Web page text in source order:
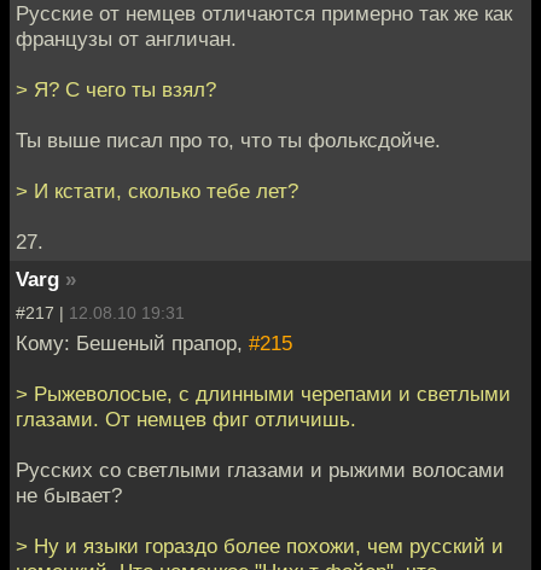
Русские от немцев отличаются примерно так же как
французы от англичан.
> Я? С чего ты взял?
Ты выше писал про то, что ты фольксдойче.
> И кстати, сколько тебе лет?
27.
Varg »
#217 | 12.08.10 19:31
Кому: Бешеный прапор, #215
> Рыжеволосые, с длинными черепами и светлыми
глазами. От немцев фиг отличишь.
Русских со светлыми глазами и рыжими волосами
не бывает?
> Ну и языки гораздо более похожи, чем русский и